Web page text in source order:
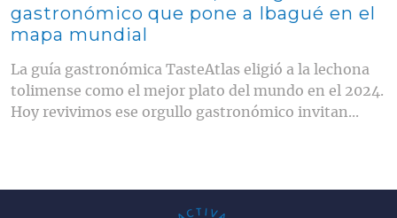
gastronómico que pone a Ibagué en el
mapa mundial
La guía gastronómica TasteAtlas eligió a la lechona
tolimense como el mejor plato del mundo en el 2024.
Hoy revivimos ese orgullo gastronómico invitan...